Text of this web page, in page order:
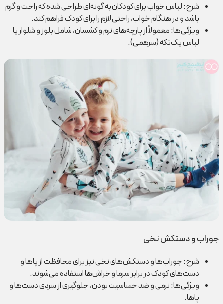
شرح: لباس خواب برای کودکان به گونه‌ای طراحی شده که راحت و گرم
باشد و در هنگام خواب، راحتی لازم را برای کودک فراهم کند.
ویژگی‌ها: معمولاً از پارچه‌های نرم و کشسان، شامل بلوز و شلوار یا
لباس یک‌تکه (سرهمی).
جوراب و دستکش نخی
شرح: جوراب‌ها و دستکش‌های نخی نیز برای محافظت از پاها و
دست‌های کودک در برابر سرما و خراش‌ها استفاده می‌شوند.
ویژگی‌ها: نرمی و ضد حساسیت بودن، جلوگیری از سردی دست‌ها و
پاها.